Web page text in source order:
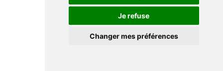
Je refuse
Changer mes préférences